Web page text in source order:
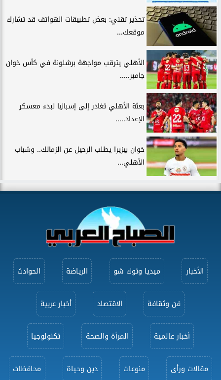
تحذير تقني: بعض تطبيقات الهواتف قد تشارك
موقعك...
الأهلي يترقب مواجهة برشلونة في كأس خوان
جامبر.....
بعثة الأهلي تغادر إلى إسبانيا لبدء معسكر
الإعداد.....
خوان بيزيرا يطلب الرحيل عن الزمالك.. وشباب
الأهلي...
الأخبار ميديا وتوك شو الرياضة الحوادث
فن وثقافة الاقتصاد أخبار عربية
أخبار عالمية المرأة والصحة تكنولوجيا
مقالات ورأى منوعات دين وحياة محافظات